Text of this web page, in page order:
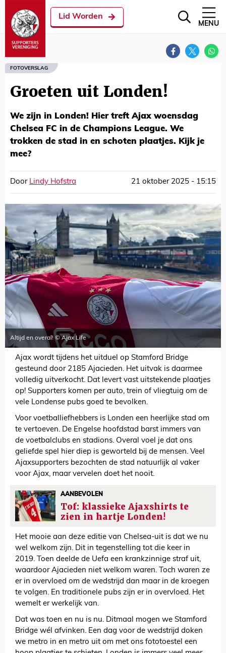
Lid Worden
MENU
FOTOVERSLAG
Groeten uit Londen!
We zijn in Londen! Hier treft Ajax woensdag
Chelsea FC in de Champions League. We
trokken de stad in en schoten plaatjes. Kijk je
mee?
Door Lindy Hofstra 21 oktober 2025 - 15:15
Altijd en overal! © Ajax Life
Ajax wordt tijdens het uitduel op Stamford Bridge
gesteund door 2185 Ajacieden. Het uitvak is daarmee
volledig uitverkocht. Dat levert vast uitstekende plaatjes
op! Supporters komen per auto, trein of vliegtuig om de
vele Londense pubs goed te bevolken.
Voor voetballiefhebbers is Londen een heerlijke stad om
te vertoeven. De Engelse hoofdstad barst immers van
de voetbalclubs en stadions. Overal voel je dat ons
geliefde spel hier diep is geworteld bij de mensen. Veel
Ajaxsupporters bezochten de stad natuurlijk al vaker
voor Ajax, maar vervelen doet het nooit.
AANBEVOLEN
Tof: klassieke Ajaxshirts te
zien in hartje Londen!
Het mooie aan deze editie van Chelsea-uit is dat we nu
wel welkom zijn. Dit in tegenstelling tot die keer in
2019. Toen deelde de Uefa een krankzinnige straf uit,
waardoor Ajacieden niet welkom waren. Toch waren ze
er in overvloed om de wedstrijd dan maar in de kroegen
te volgen. En traditionele pubs zijn er in overvloed. Het
wemelt er werkelijk van.
Dat was toen en nu is nu. Ditmaal mogen we Stamford
Bridge wél afvinken. Een dag voor de wedstrijd doken
we metro in en metro uit om met ons fototoestel een